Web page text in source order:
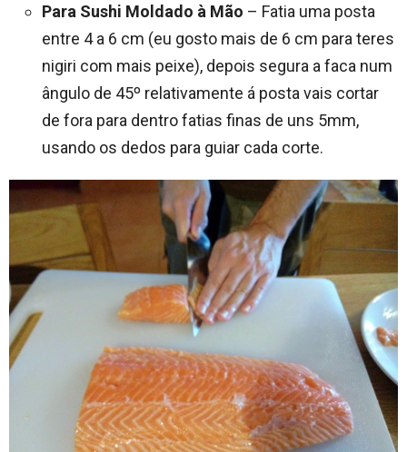
Para Sushi Moldado à Mão – Fatia uma posta
entre 4 a 6 cm (eu gosto mais de 6 cm para teres
nigiri com mais peixe), depois segura a faca num
ângulo de 45º relativamente á posta vais cortar
de fora para dentro fatias finas de uns 5mm,
usando os dedos para guiar cada corte.